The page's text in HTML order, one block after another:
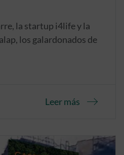
la startup i4life y la
los galardonados de
Leer más